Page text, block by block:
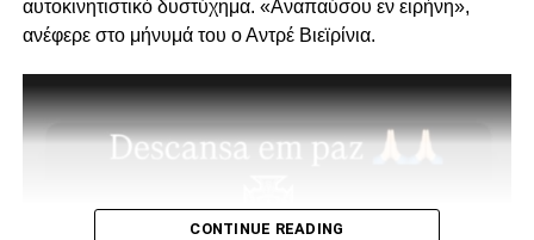
στήριξη παραμείνατε 15μελες μετά την παραίτηση
Για εμάς δεν έχει αλλάξει κάτι, οι λόγοι της στήριξης μας
από την αρχή μέχρι σήμερα παραμένουν ίδιοι.
αυτοκινητιστικό δυστύχημα. «Αναπαύσου εν ειρήνη»,
ανέφερε στο μήνυμά του ο Αντρέ Βιεϊρίνια.
CONTINUE READING